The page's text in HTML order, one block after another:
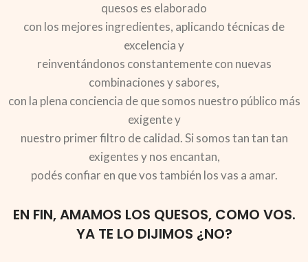
quesos es elaborado
con los mejores ingredientes, aplicando técnicas de
excelencia y
reinventándonos constantemente con nuevas
combinaciones y sabores,
con la plena conciencia de que somos nuestro público más
exigente y
nuestro primer filtro de calidad. Si somos tan tan tan
exigentes y nos encantan,
podés confiar en que vos también los vas a amar.
EN FIN, AMAMOS LOS QUESOS, COMO VOS.
YA TE LO DIJIMOS ¿NO?